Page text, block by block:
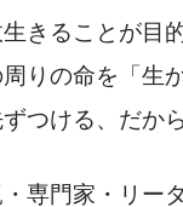
きることが目
りの命を「生
つける、だか
専門家・リー